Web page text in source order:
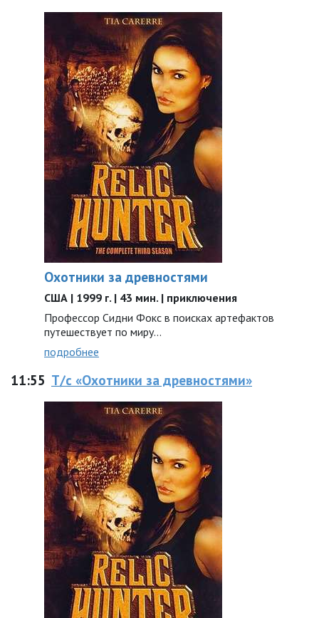
Охотники за древностями
США | 1999 г. | 43 мин. | приключения
Профессор Сидни Фокс в поисках артефактов
путешествует по миру...
подробнее
11:55 Т/с «Охотники за древностями»